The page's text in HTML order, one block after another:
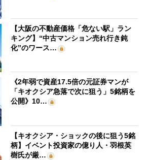
【大阪の不動産価格「危ない駅」ラン
キング】“中古マンション売れ行き鈍
化”のワース…
《2年弱で資産17.5倍の元証券マンが
「キオクシア急落で次に狙う」5銘柄を
公開》10…
【キオクシア・ショックの後に狙う5銘
柄】イベント投資家の億り人・羽根英
樹氏が厳…